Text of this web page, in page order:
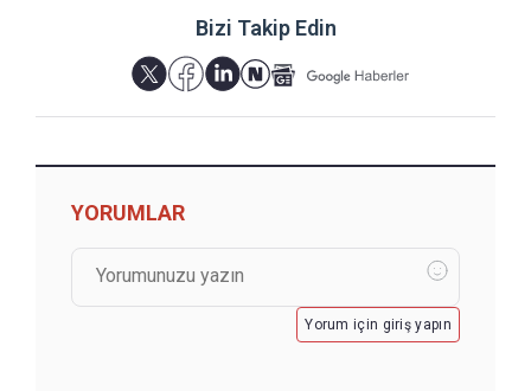
Bizi Takip Edin
YORUMLAR
Yorum için giriş yapın